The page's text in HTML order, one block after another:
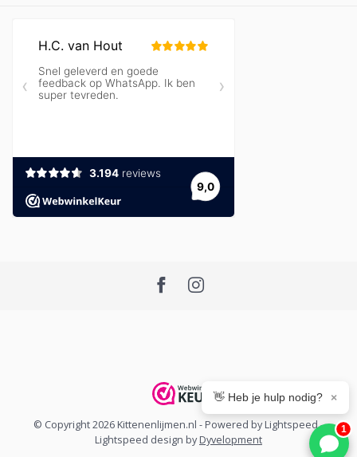
© Copyright 2026 Kittenenlijmen.nl - Powered byLightspeed-
Lightspeed design by Dyvelopment
👋 Heb je hulp nodig? ×
1